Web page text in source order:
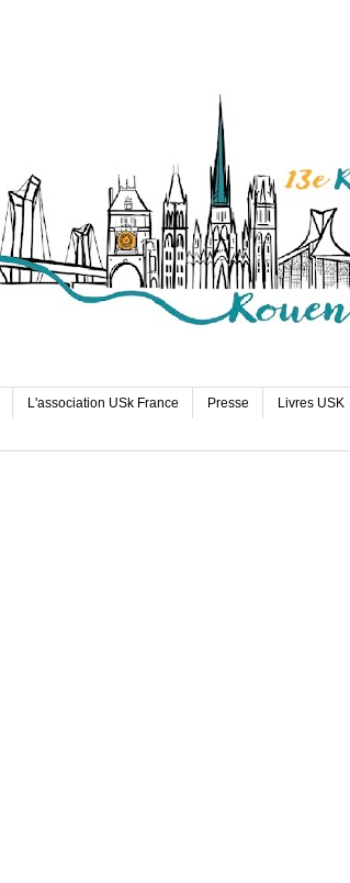
L'association USk France Presse Livres USK